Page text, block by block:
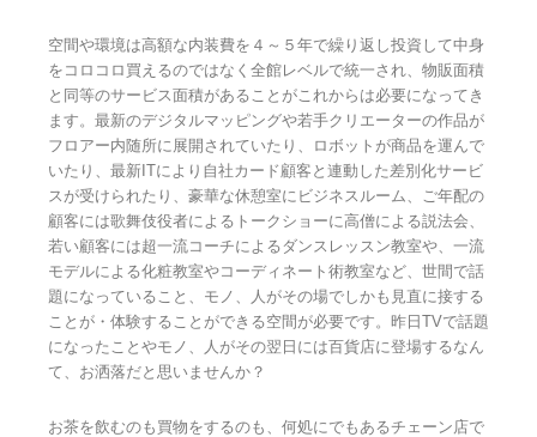
空間や環境は高額な内装費を４～５年で繰り返し投資して中身
をコロコロ買えるのではなく全館レベルで統一され、物販面積
と同等のサービス面積があることがこれからは必要になってき
ます。最新のデジタルマッピングや若手クリエーターの作品が
フロアー内随所に展開されていたり、ロボットが商品を運んで
いたり、最新ITにより自社カード顧客と連動した差別化サービ
スが受けられたり、豪華な休憩室にビジネスルーム、ご年配の
顧客には歌舞伎役者によるトークショーに高僧による説法会、
若い顧客には超一流コーチによるダンスレッスン教室や、一流
モデルによる化粧教室やコーディネート術教室など、世間で話
題になっていること、モノ、人がその場でしかも見直に接する
ことが・体験することができる空間が必要です。昨日TVで話題
になったことやモノ、人がその翌日には百貨店に登場するなん
て、お洒落だと思いませんか？
お茶を飲むのも買物をするのも、何処にでもあるチェーン店で